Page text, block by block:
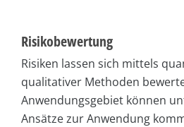
Risikobewertung
Risiken lassen sich mittels
qualitativer Methoden
Anwendungsgebiet können
Ansätze zur Anwendung